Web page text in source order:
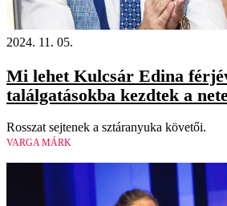
2024. 11. 05.
Mi lehet Kulcsár Edina
találgatásokba kezdtek a
Rosszat sejtenek a sztáranyuka követői.
VARGA MÁRK